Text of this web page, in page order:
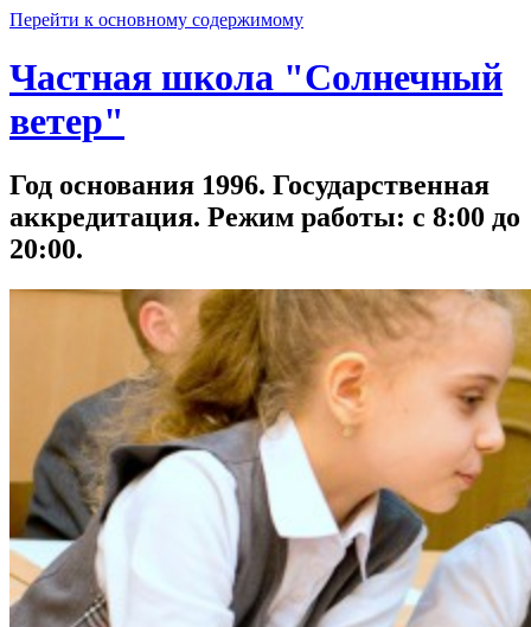
Перейти к основному содержимому
Частная школа "Солнечный
ветер"
Год основания 1996. Государственная
аккредитация. Режим работы: с 8:00 до
20:00.